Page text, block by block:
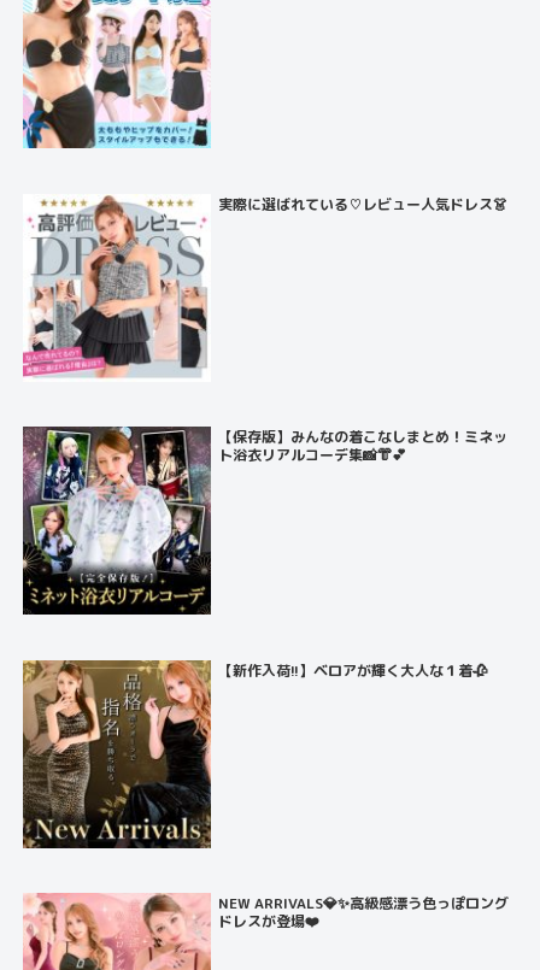
実際に選ばれている♡レビュー人気ドレス👗
【保存版】みんなの着こなしまとめ！ミネッ
ト浴衣リアルコーデ集📸👘💕
【新作入荷!!】ベロアが輝く大人な１着🥀
NEW ARRIVALS💎✨高級感漂う色っぽロング
ドレスが登場❤️